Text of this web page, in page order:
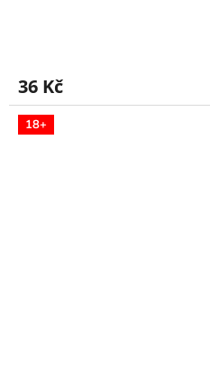
36 Kč
18+